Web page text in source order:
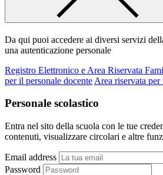
Da qui puoi accedere ai diversi servizi
una autenticazione personale
Registro Elettronico e Area Riservata
per il personale docente Area riservata
Personale scolastico
Entra nel sito della scuola con le tue
contenuti, visualizzare circolari e altre
Email address
Password